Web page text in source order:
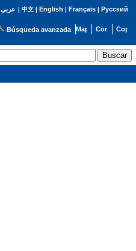
عربي | 中文| English | Français| Русский
Búsqueda avanzada